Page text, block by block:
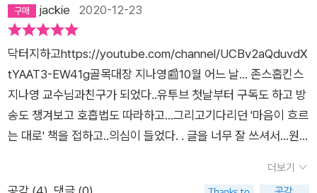
jackie 2020-12-23
닥터지하고https://youtube.com/channel/UCBv2aQduvdX
tYAAT3-EW41g골목대장 지나영📰10월 어느 날... 존스홉킨스
지나영 교수님과친구가 되었다..유투브 첫날부터 구독도 하고 방
송도 챙겨보고 호흡법도 따라하고...그리고기다리던 '마음이 흐르
는 대로' 책을 접하고..의심이 들었다. . 글을 너무 잘 쓰셔서...원
심..당당했던 골목대장 나영이가존스홉킨스 소아정신과 교수가
더보기